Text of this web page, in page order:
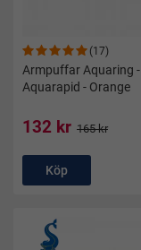
(17)
Armpuffar Aquaring -
Aquarapid - Orange
132 kr 165 kr
Köp